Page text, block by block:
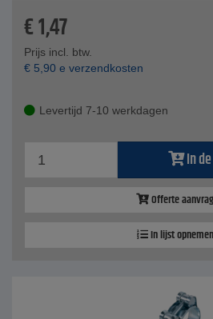
€1,47
Prijs incl. btw.
€ 5,90 e verzendkosten
Levertijd 7-10 werkdagen
In
Offerte
In lijst opnemen